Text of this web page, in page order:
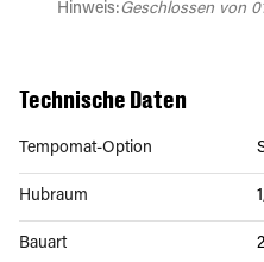
Hinweis:Geschlossen von
Technische Daten
Tempomat-Option
Hubraum
Bauart